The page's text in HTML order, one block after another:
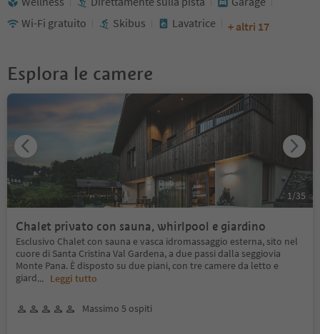
Wi-Fi gratuito
Skibus Lavatrice + altri 17
Esplora le camere
Chalet privato con sauna, whirlpool e giardino
Esclusivo Chalet con sauna e vasca idromassaggio esterna, sito nel
cuore di Santa Cristina Val Gardena, a due passi dalla seggiovia
Monte Pana. È disposto su due piani, con tre camere da letto e
giard... Leggi tutto
Massimo 5 ospiti
1/35